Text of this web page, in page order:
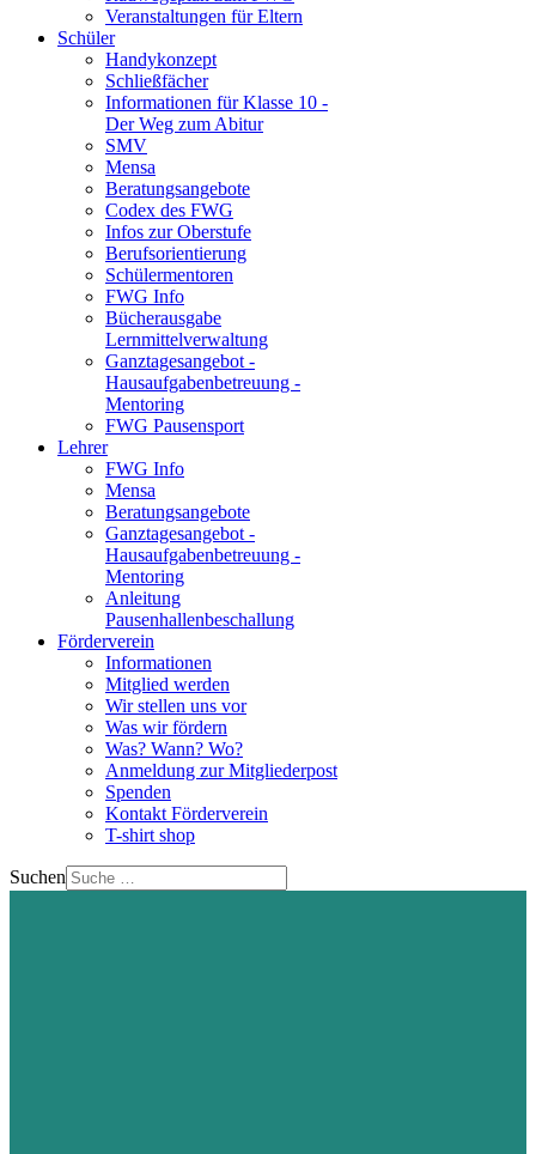
Veranstaltungen für Eltern
Schüler
Handykonzept
Schließfächer
Informationen für Klasse 10 -
Der Weg zum Abitur
SMV
Mensa
Beratungsangebote
Codex des FWG
Infos zur Oberstufe
Berufsorientierung
Schülermentoren
FWG Info
Bücherausgabe
Lernmittelverwaltung
Ganztagesangebot -
Hausaufgabenbetreuung -
Mentoring
FWG Pausensport
Lehrer
FWG Info
Mensa
Beratungsangebote
Ganztagesangebot -
Hausaufgabenbetreuung -
Mentoring
Anleitung
Pausenhallenbeschallung
Förderverein
Informationen
Mitglied werden
Wir stellen uns vor
Was wir fördern
Was? Wann? Wo?
Anmeldung zur Mitgliederpost
Spenden
Kontakt Förderverein
T-shirt shop
Suchen